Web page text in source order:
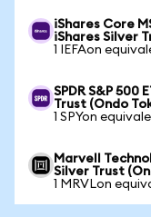
iShares Core
iShares Silver
1 IEFAon
SPDR S&P 500
Trust (Ondo
1 SPYon
Marvell
Silver Trust
1 MRVLon